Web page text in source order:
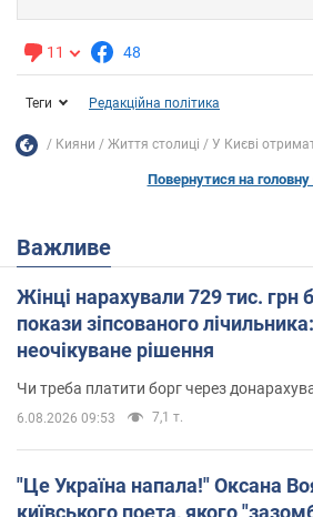
11 48
Теги Редакційна політика
Кияни Життя столиці У Києві
Повернутися на головну
Важливе
Жінці нарахували 729 тис. грн
покази зіпсованого
неочікуване рішення
Чи треба платити борг через
6.08.2026 09:53 7,1 т.
"Це Україна напала!" Оксана
київського поета, якого